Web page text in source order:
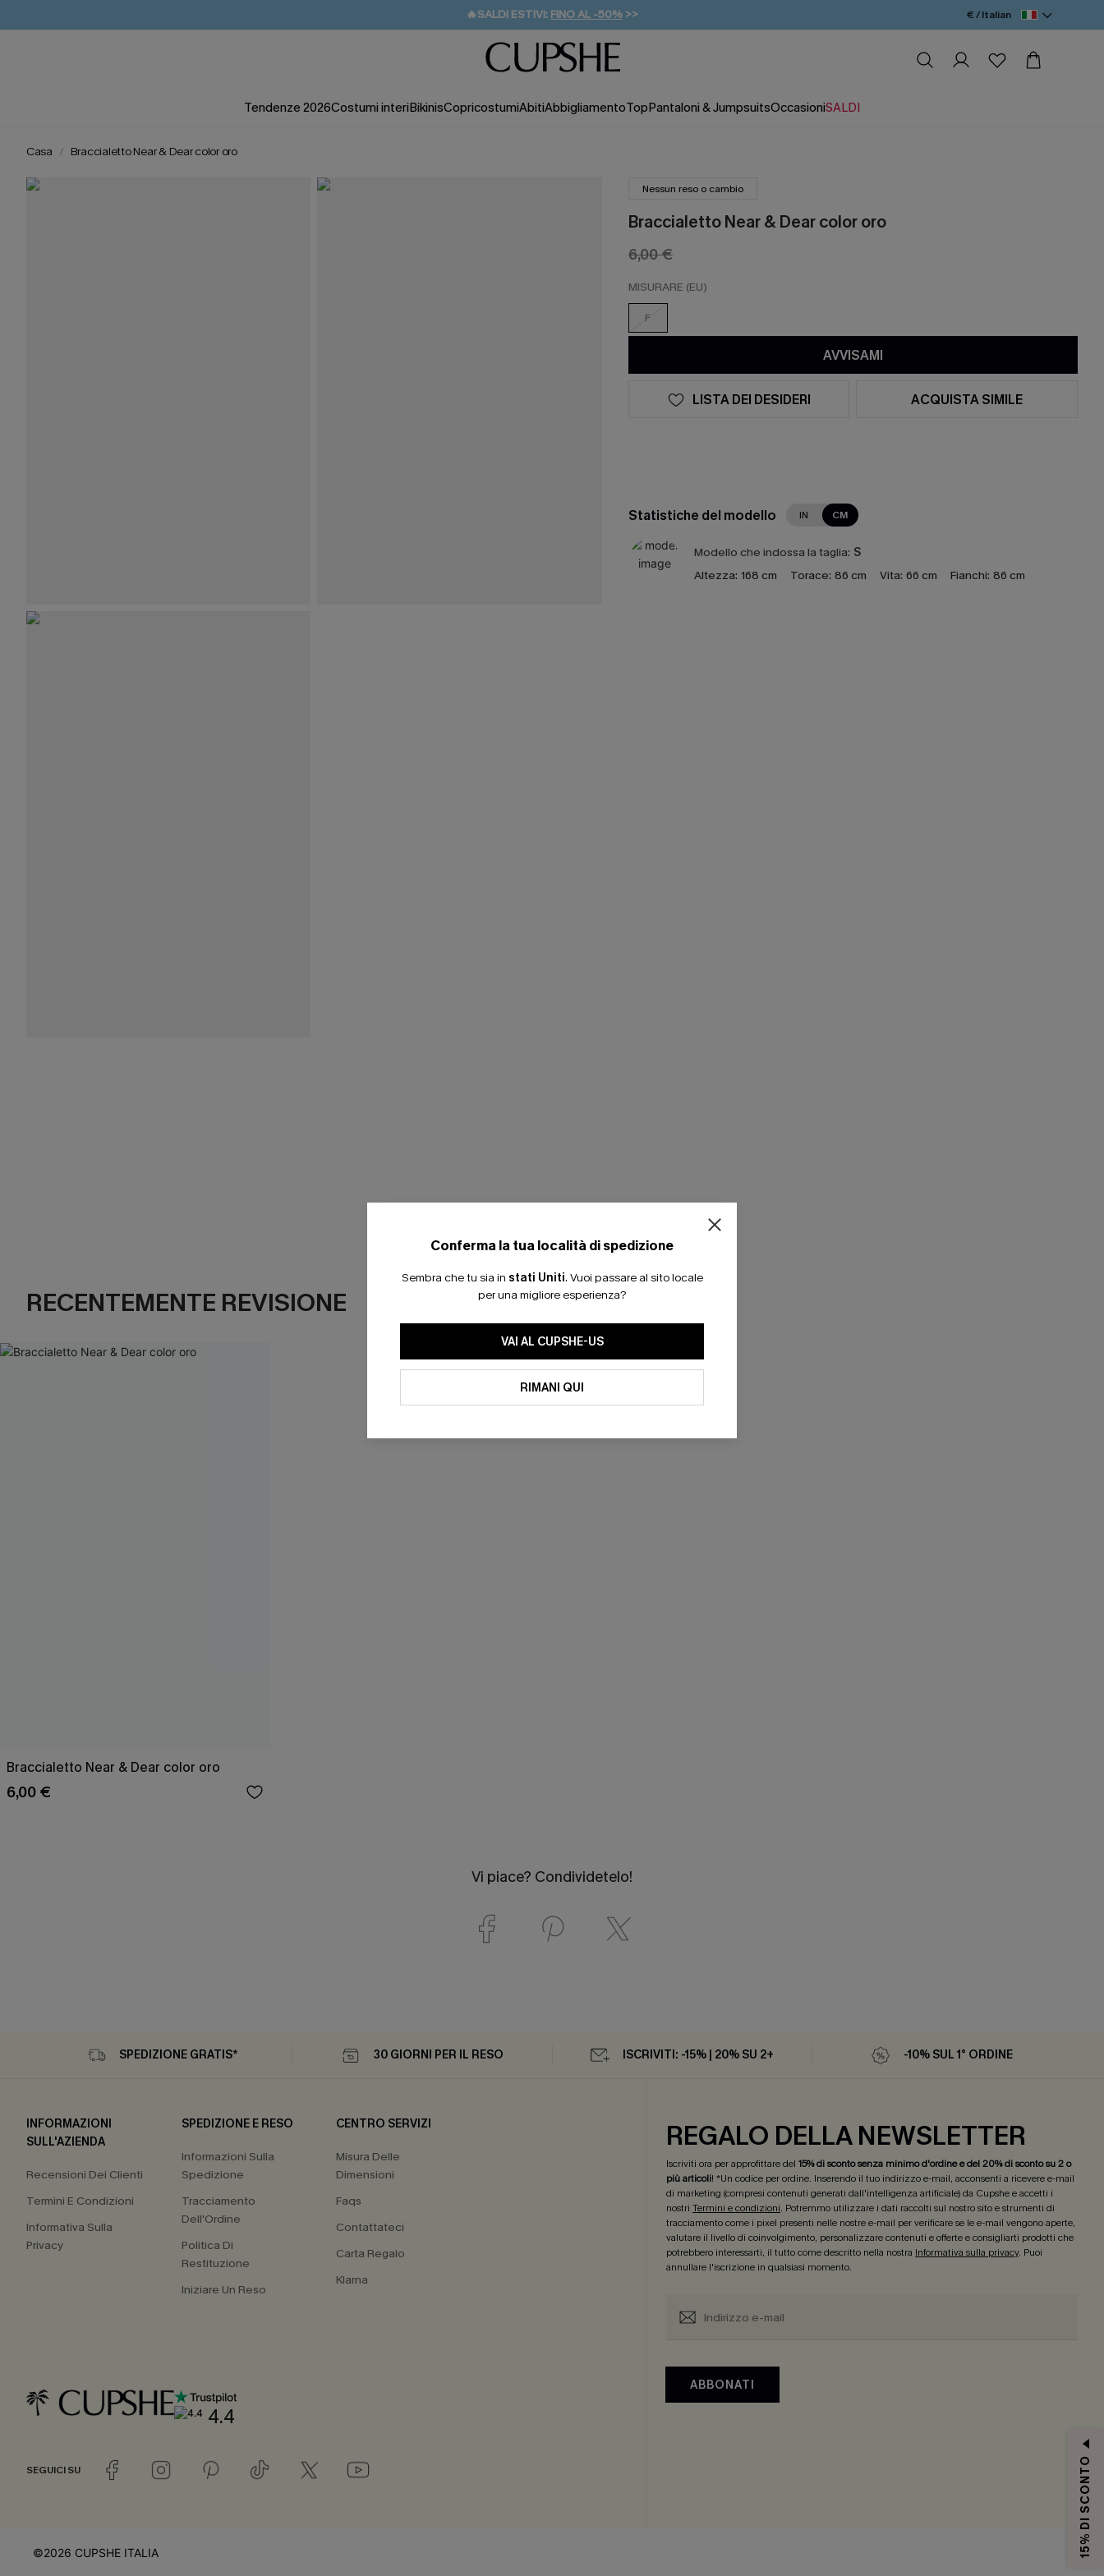
🔥SALDI ESTIVI: FINO AL -50% >>
🚚SPEDIZIONE GRATUITA DA 49€
💌REGALO PER I NUOVI: 20% DI SCONTO*
€ / Italian
Tendenze 2026Costumi interiBikinisCopricostumiAbitiAbbigliamentoTopPantaloni & JumpsuitsOccasioniSALDI
Casa Braccialetto Near & Dear color oro
Nessun reso o cambio
Braccialetto Near & Dear color oro
6,00 €
MISURARE (EU)
F
AVVISAMI
LISTA DEI DESIDERI ACQUISTA SIMILE
Statistiche del modello IN CM
Modello che indossa la taglia: S
Altezza: 168 cm Torace: 86 cm Vita: 66 cm Fianchi: 86 cm
RECENTEMENTE REVISIONE
Braccialetto Near & Dear color oro
6,00 €
Vi piace? Condividetelo!
Conferma la tua località di spedizione
Sembra che tu sia in stati Uniti. Vuoi passare al sito locale
per una migliore esperienza?
VAI AL CUPSHE-US
RIMANI QUI
SPEDIZIONE GRATIS* 30 GIORNI PER IL RESO ISCRIVITI: -15% | 20% SU 2+ -10% SUL 1° ORDINE
INFORMAZIONI
SULL'AZIENDA
Recensioni Dei Clienti
Termini E Condizioni
Informativa Sulla
Privacy
SPEDIZIONE E RESO
Informazioni Sulla
Spedizione
Tracciamento
Dell'Ordine
Politica Di
Restituzione
Iniziare Un Reso
CENTRO SERVIZI
Misura Delle
Dimensioni
Faqs
Contattateci
Carta Regalo
Klarna
4.4
SEGUICI SU
REGALO DELLA NEWSLETTER
Iscriviti ora per approfittare del15% di sconto senza minimo d'ordine e del 20% di sconto su 2 o
più articoli! *Un codice per ordine. Inserendo il tuo indirizzo e-mail, acconsenti a ricevere e-mail
di marketing (compresi contenuti generati dall'intelligenza artificiale) da Cupshe e accetti i
nostriTermini e condizioni. Potremmo utilizzare i dati raccolti sul nostro sito e strumenti di
tracciamento come i pixel presenti nelle nostre e-mail per verificare se le e-mail vengono aperte,
valutare il livello di coinvolgimento, personalizzare contenuti e offerte e consigliarti prodotti che
potrebbero interessarti, il tutto come descritto nella nostra Informativa sulla privacy. Puoi
annullare l'iscrizione in qualsiasi momento.
ABBONATI
©2026 CUPSHE ITALIA 15% DI SCONTO